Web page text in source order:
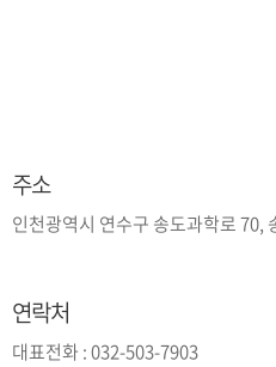
주소
인천광역시 연수구 송도과학로 70,
연락처
대표전화 : 032-503-7903